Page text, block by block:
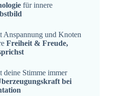
für innere
Anspannung und Knoten
Freiheit & Freude,
deine Stimme immer
bei